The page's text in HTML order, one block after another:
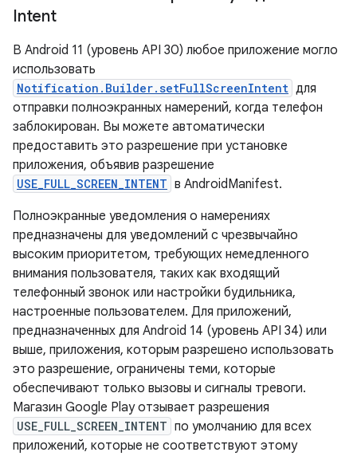
Intent
В Android 11 (уровень API 30) любое приложение могло
использовать
Notification.Builder.setFullScreenIntent для
отправки полноэкранных намерений, когда телефон
заблокирован. Вы можете автоматически
предоставить это разрешение при установке
приложения, объявив разрешение
USE_FULL_SCREEN_INTENT в AndroidManifest.
Полноэкранные уведомления о намерениях
предназначены для уведомлений с чрезвычайно
высоким приоритетом, требующих немедленного
внимания пользователя, таких как входящий
телефонный звонок или настройки будильника,
настроенные пользователем. Для приложений,
предназначенных для Android 14 (уровень API 34) или
выше, приложения, которым разрешено использовать
это разрешение, ограничены теми, которые
обеспечивают только вызовы и сигналы тревоги.
Магазин Google Play отзывает разрешения
USE_FULL_SCREEN_INTENT по умолчанию для всех
приложений, которые не соответствуют этому